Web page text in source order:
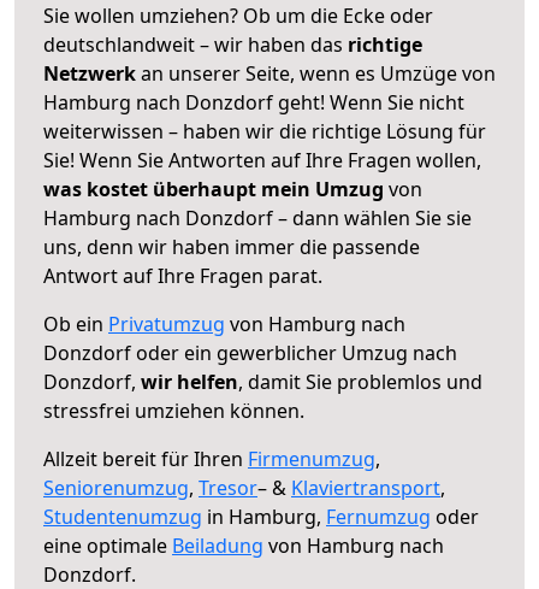
Sie wollen umziehen? Ob um die Ecke oder
deutschlandweit – wir haben das richtige
Netzwerkan unserer Seite, wenn es Umzüge von
Hamburg nach Donzdorf geht! Wenn Sie nicht
weiterwissen – haben wir die richtige Lösung für
Sie! Wenn Sie Antworten auf Ihre Fragen wollen,
was kostet überhaupt mein Umzug von
Hamburg nach Donzdorf – dann wählen Sie sie
uns, denn wir haben immer die passende
Antwort auf Ihre Fragen parat.
Ob ein Privatumzug von Hamburg nach
Donzdorf oder ein gewerblicher Umzug nach
Donzdorf, wir helfen, damit Sie problemlos und
stressfrei umziehen können.
Allzeit bereit für Ihren Firmenumzug,
Seniorenumzug, Tresor– & Klaviertransport,
Studentenumzug in Hamburg, Fernumzug oder
eine optimale Beiladung von Hamburg nach
Donzdorf.